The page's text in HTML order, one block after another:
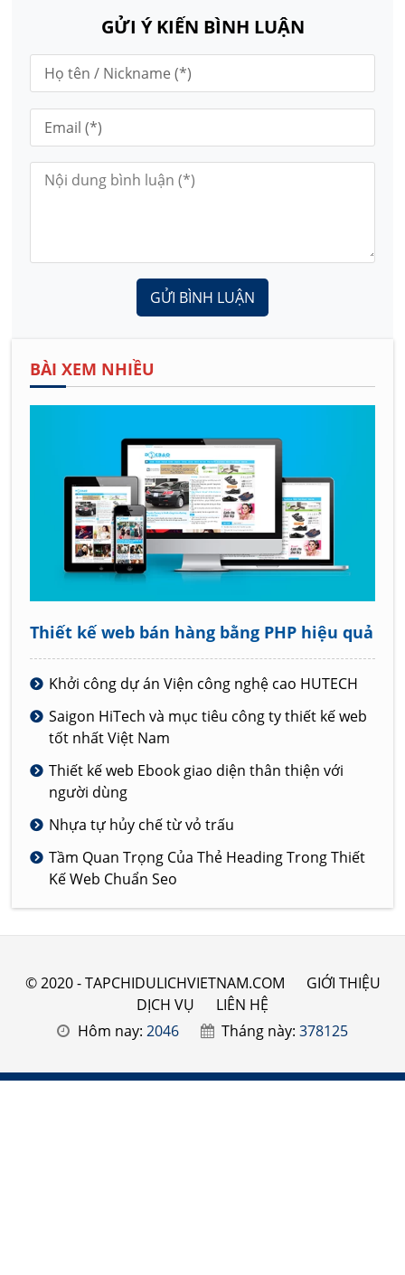
GỬI Ý KIẾN BÌNH LUẬN
GỬI BÌNH LUẬN
BÀI XEM NHIỀU
Thiết kế web bán hàng bằng PHP hiệu quả
Khởi công dự án Viện công nghệ cao HUTECH
Saigon HiTech và mục tiêu công ty thiết kế web
tốt nhất Việt Nam
Thiết kế web Ebook giao diện thân thiện với
người dùng
Nhựa tự hủy chế từ vỏ trấu
Tầm Quan Trọng Của Thẻ Heading Trong Thiết
Kế Web Chuẩn Seo
© 2020 - TAPCHIDULICHVIETNAM.COM
GIỚI THIỆU
DỊCH VỤ
LIÊN HỆ
Hôm nay: 2046 Tháng này:378125